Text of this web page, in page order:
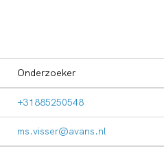
Onderzoeker
+31885250548
ms.visser@avans.nl